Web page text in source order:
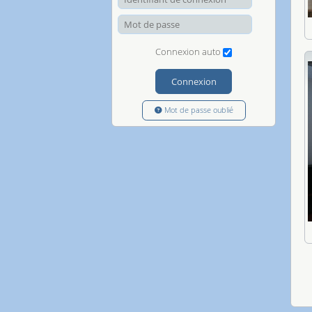
Mot de passe
Connexion auto
Connexion
Mot de passe oublié